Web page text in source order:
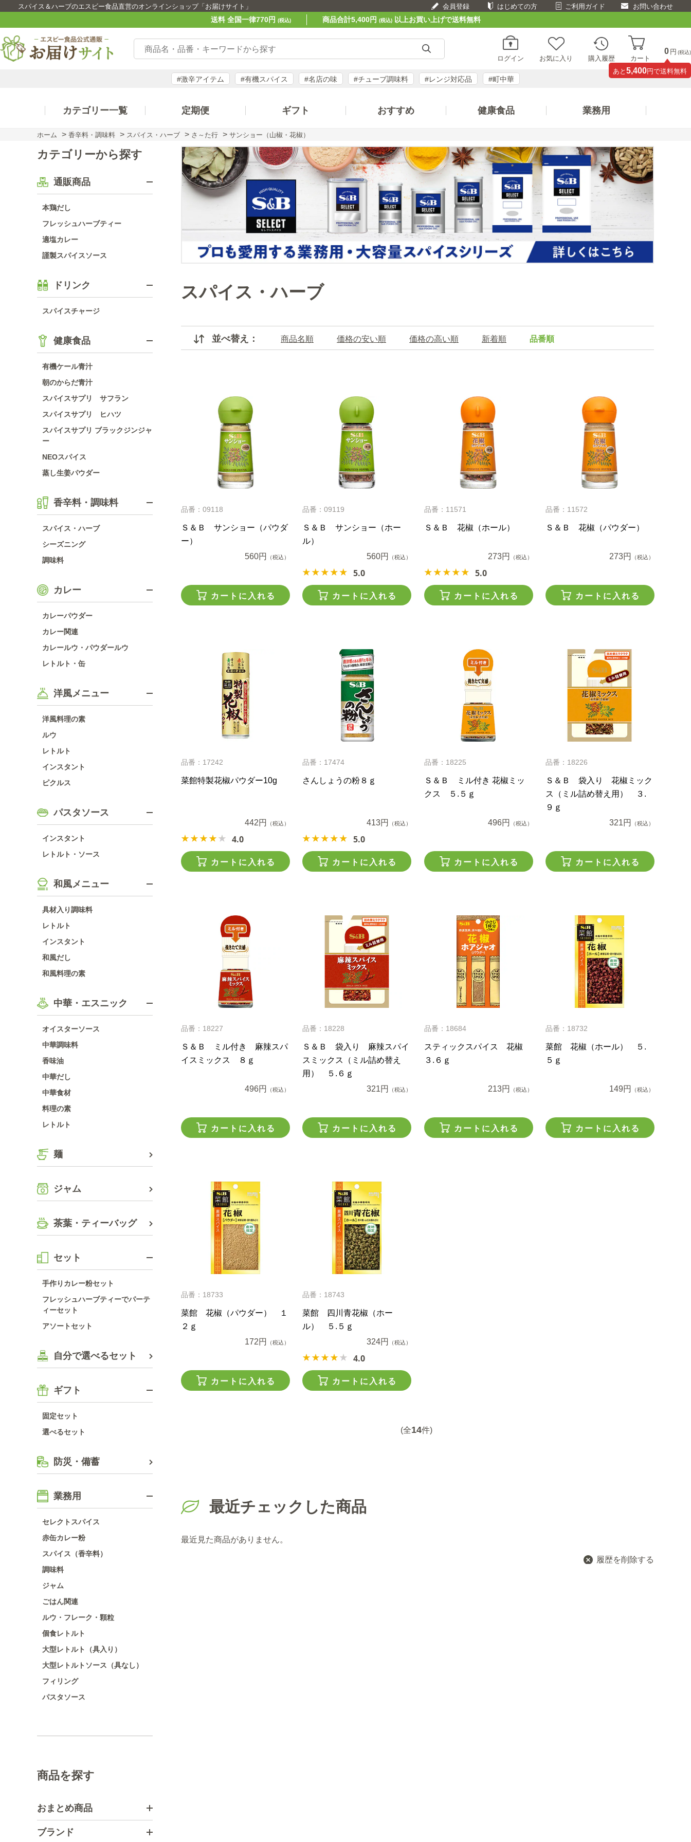
スパイス＆ハーブのエスビー食品直営のオンラインショップ「お届けサイト」 会員登録 はじめての方 ご利用ガイド お問い合わせ
送料 全国一律770円 (税込) 商品合計5,400円 (税込)以上お買い上げで送料無料
ログイン お気に入り 購入履歴 カート
0 円 (税込)
あと 5,400円で送料無料
#激辛アイテム #有機スパイス #名店の味 #チューブ調味料 #レンジ対応品 #町中華
カテゴリー一覧 定期便 ギフト おすすめ 健康食品 業務用
ホーム > 香辛料・調味料 > スパイス・ハーブ > さ～た行 > サンショー（山椒・花椒）
カテゴリーから探す
通販商品
本鶏だし
フレッシュハーブティー
適塩カレー
謹製スパイスソース
ドリンク
スパイスチャージ
健康食品
有機ケール青汁
朝のからだ青汁
スパイスサプリ サフラン
スパイスサプリ ヒハツ
スパイスサプリ ブラックジンジャ
ー
NEOスパイス
蒸し生姜パウダー
香辛料・調味料
スパイス・ハーブ
シーズニング
調味料
カレー
カレーパウダー
カレー関連
カレールウ・パウダールウ
レトルト・缶
洋風メニュー
洋風料理の素
ルウ
レトルト
インスタント
ピクルス
パスタソース
インスタント
レトルト・ソース
和風メニュー
具材入り調味料
レトルト
インスタント
和風だし
和風料理の素
中華・エスニック
オイスターソース
中華調味料
香味油
中華だし
中華食材
料理の素
レトルト
麺
ジャム
茶葉・ティーバッグ
セット
手作りカレー粉セット
フレッシュハーブティーでパーテ
ィーセット
アソートセット
自分で選べるセット
ギフト
固定セット
選べるセット
防災・備蓄
業務用
セレクトスパイス
赤缶カレー粉
スパイス（香辛料）
調味料
ジャム
ごはん関連
ルウ・フレーク・顆粒
個食レトルト
大型レトルト（具入り）
大型レトルトソース（具なし）
フィリング
パスタソース
商品を探す
おまとめ商品
ブランド
スパイス・ハーブ
並べ替え： 商品名順 価格の安い順 価格の高い順 新着順 品番順
品番：09118
Ｓ＆Ｂ サンショー（パウダ
ー）
560円
（税込）
カートに入れる
品番：09119
Ｓ＆Ｂ サンショー（ホー
ル）
560円
（税込）
5.0
カートに入れる
品番：11571
Ｓ＆Ｂ 花椒（ホール）
273円 （税込）
5.0
カートに入れる
品番：11572
Ｓ＆Ｂ 花椒（パウダー）
273円 （税込）
カートに入れる
品番：17242
菜館特製花椒パウダー10g
442円 （税込）
4.0
カートに入れる
品番：17474
さんしょうの粉８ｇ
413円 （税込）
5.0
カートに入れる
品番：18225
Ｓ＆Ｂ ミル付き 花椒ミッ
クス ５.５ｇ
496円 （税込）
カートに入れる
品番：18226
Ｓ＆Ｂ 袋入り 花椒ミック
ス（ミル詰め替え用） ３.
９ｇ
321円
（税込）
カートに入れる
品番：18227
Ｓ＆Ｂ ミル付き 麻辣スパ
イスミックス ８ｇ
496円 （税込）
カートに入れる
品番：18228
Ｓ＆Ｂ 袋入り 麻辣スパイ
スミックス（ミル詰め替え
用） ５.６ｇ
321円
（税込）
カートに入れる
品番：18684
スティックスパイス 花椒
３.６ｇ
213円 （税込）
カートに入れる
品番：18732
菜館 花椒（ホール） ５.
５ｇ
149円 （税込）
カートに入れる
品番：18733
菜館 花椒（パウダー） １
２ｇ
172円
（税込）
カートに入れる
品番：18743
菜館 四川青花椒（ホー
ル） ５.５ｇ
324円
（税込）
4.0
カートに入れる
(全14件)
最近チェックした商品
最近見た商品がありません。
履歴を削除する